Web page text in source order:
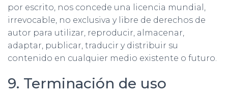
por escrito, nos concede una licencia mundial,
irrevocable, no exclusiva y libre de derechos de
autor para utilizar, reproducir, almacenar,
adaptar, publicar, traducir y distribuir su
contenido en cualquier medio existente o futuro.
9. Terminación de uso